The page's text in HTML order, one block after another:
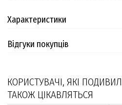
Характеристики
Відгуки покупців
КОРИСТУВАЧІ, ЯКІ
ТАКОЖ ЦІКАВЛЯТЬСЯ